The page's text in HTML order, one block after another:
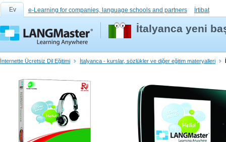
Ev e-Learning for companies, language schools and partners İrtibat
İtalyanca yeni
İnternette Ücretsiz Dil Eğitimi İtalyanca - kurslar, sözlükler ve diğer eğitim materyalleri